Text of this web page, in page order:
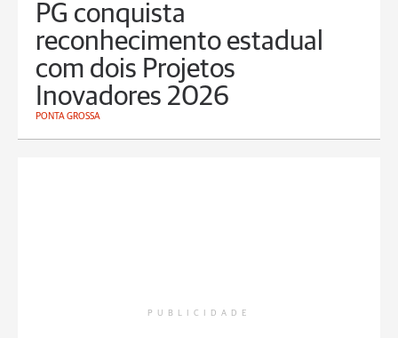
PG conquista
reconhecimento estadual
com dois Projetos
Inovadores 2026
PONTA GROSSA
PUBLICIDADE